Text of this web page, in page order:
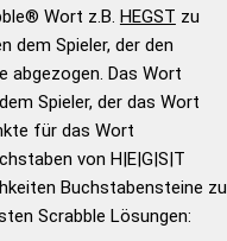
– Standardwerk in 12
– Richtiges und gutes
– Die deutsche Grammatik
– Deutsches
Wort z.B. HEGST zu
dem Spieler, der den
abgezogen. Das Wort
Spieler, der das Wort
für das Wort
von H|E|G|S|T
Buchstabensteine zu
Scrabble Lösungen: